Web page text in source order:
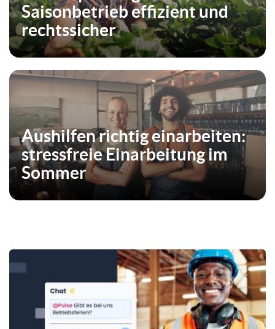
Saisonbetrieb effizient und
rechtssicher
Aushilfen richtig einarbeiten:
stressfreie Einarbeitung im
Sommer